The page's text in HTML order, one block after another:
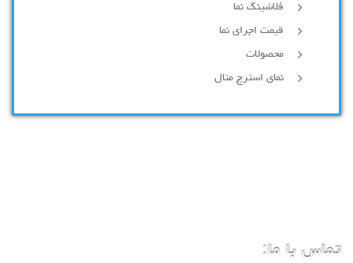
فلاشینگ نما
قیمت اجرای نما
محصولات
نمای استرچ متال
تماس با ما: